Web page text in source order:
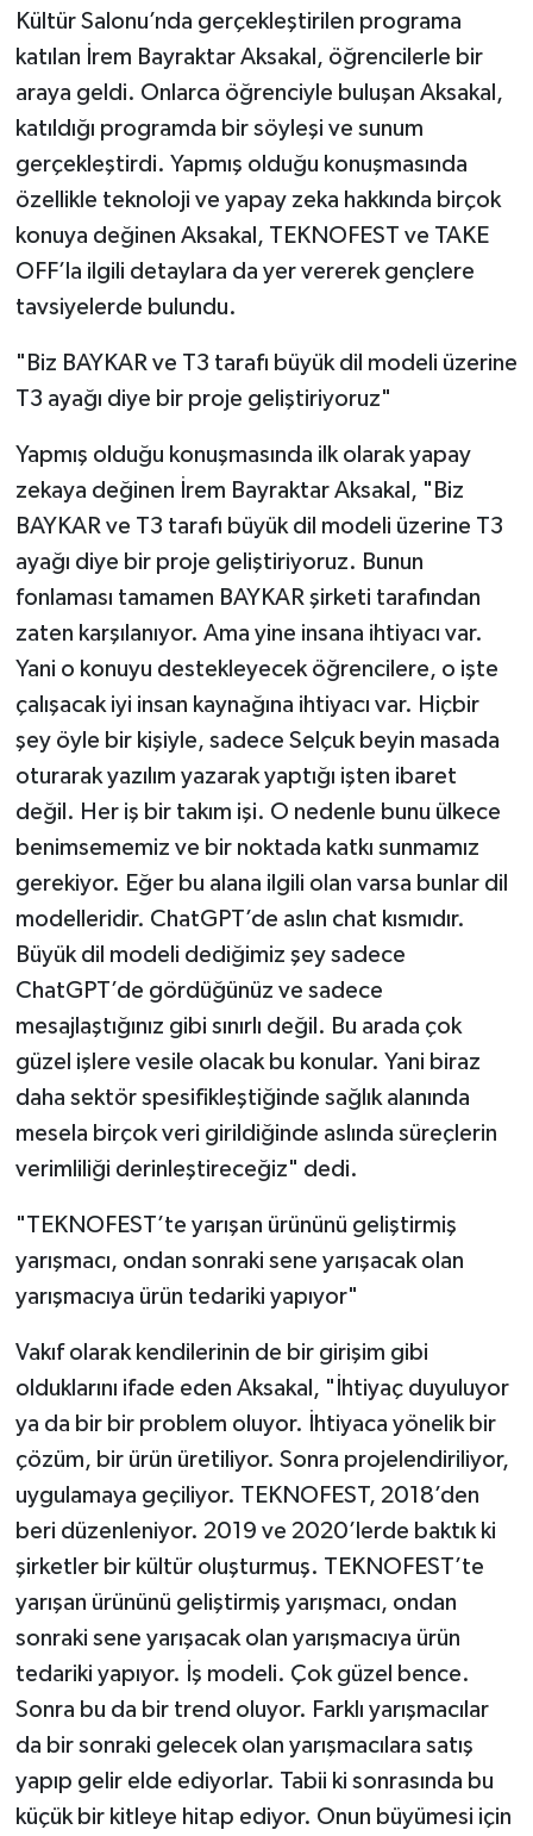
Kültür Salonu’nda gerçekleştirilen programa
katılan İrem Bayraktar Aksakal, öğrencilerle bir
araya geldi. Onlarca öğrenciyle buluşan Aksakal,
katıldığı programda bir söyleşi ve sunum
gerçekleştirdi. Yapmış olduğu konuşmasında
özellikle teknoloji ve yapay zeka hakkında birçok
konuya değinen Aksakal, TEKNOFEST ve TAKE
OFF’la ilgili detaylara da yer vererek gençlere
tavsiyelerde bulundu.
"Biz BAYKAR ve T3 tarafı büyük dil modeli üzerine
T3 ayağı diye bir proje geliştiriyoruz"
Yapmış olduğu konuşmasında ilk olarak yapay
zekaya değinen İrem Bayraktar Aksakal, "Biz
BAYKAR ve T3 tarafı büyük dil modeli üzerine T3
ayağı diye bir proje geliştiriyoruz. Bunun
fonlaması tamamen BAYKAR şirketi tarafından
zaten karşılanıyor. Ama yine insana ihtiyacı var.
Yani o konuyu destekleyecek öğrencilere, o işte
çalışacak iyi insan kaynağına ihtiyacı var. Hiçbir
şey öyle bir kişiyle, sadece Selçuk beyin masada
oturarak yazılım yazarak yaptığı işten ibaret
değil. Her iş bir takım işi. O nedenle bunu ülkece
benimsememiz ve bir noktada katkı sunmamız
gerekiyor. Eğer bu alana ilgili olan varsa bunlar dil
modelleridir. ChatGPT’de aslın chat kısmıdır.
Büyük dil modeli dediğimiz şey sadece
ChatGPT’de gördüğünüz ve sadece
mesajlaştığınız gibi sınırlı değil. Bu arada çok
güzel işlere vesile olacak bu konular. Yani biraz
daha sektör spesifikleştiğinde sağlık alanında
mesela birçok veri girildiğinde aslında süreçlerin
verimliliği derinleştireceğiz" dedi.
"TEKNOFEST’te yarışan ürününü geliştirmiş
yarışmacı, ondan sonraki sene yarışacak olan
yarışmacıya ürün tedariki yapıyor"
Vakıf olarak kendilerinin de bir girişim gibi
olduklarını ifade eden Aksakal, "İhtiyaç duyuluyor
ya da bir bir problem oluyor. İhtiyaca yönelik bir
çözüm, bir ürün üretiliyor. Sonra projelendiriliyor,
uygulamaya geçiliyor. TEKNOFEST, 2018’den
beri düzenleniyor. 2019 ve 2020’lerde baktık ki
şirketler bir kültür oluşturmuş. TEKNOFEST’te
yarışan ürününü geliştirmiş yarışmacı, ondan
sonraki sene yarışacak olan yarışmacıya ürün
tedariki yapıyor. İş modeli. Çok güzel bence.
Sonra bu da bir trend oluyor. Farklı yarışmacılar
da bir sonraki gelecek olan yarışmacılara satış
yapıp gelir elde ediyorlar. Tabii ki sonrasında bu
küçük bir kitleye hitap ediyor. Onun büyümesi için